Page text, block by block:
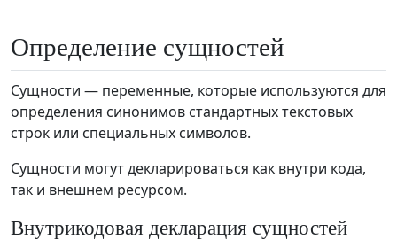
Определение сущностей
Сущности — переменные, которые используются для
определения синонимов стандартных текстовых
строк или специальных символов.
Сущности могут декларироваться как внутри кода,
так и внешнем ресурсом.
Внутрикодовая декларация сущностей